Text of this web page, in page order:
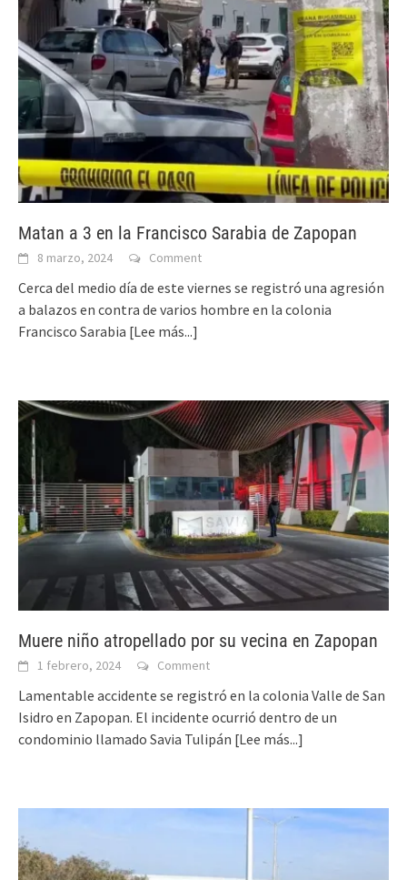
Matan a 3 en la Francisco Sarabia de Zapopan
8 marzo, 2024 Comment
Cerca del medio día de este viernes se registró una agresión
a balazos en contra de varios hombre en la colonia
Francisco Sarabia [Lee más...]
Muere niño atropellado por su vecina en Zapopan
1 febrero, 2024 Comment
Lamentable accidente se registró en la colonia Valle de San
Isidro en Zapopan. El incidente ocurrió dentro de un
condominio llamado Savia Tulipán [Lee más...]